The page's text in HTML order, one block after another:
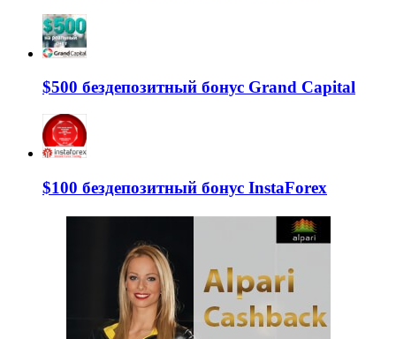
$500 бездепозитный бонус Grand Capital
$100 бездепозитный бонус InstaForex